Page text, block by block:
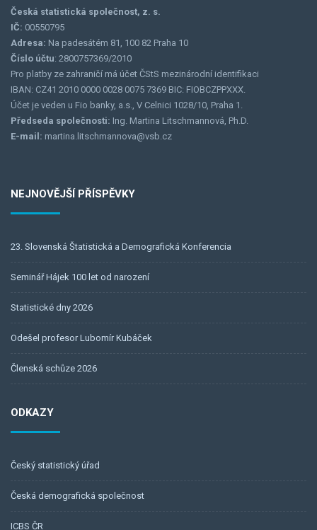
Česká statistická společnost, z. s.
IČ: 00550795
Adresa: Na padesátém 81, 100 82 Praha 10
Číslo účtu: 2800757369/2010
Pro platby ze zahraničí má účet ČStS mezinárodní identifikaci
IBAN: CZ41 2010 0000 0028 0075 7369 BIC: FIOBCZPPXXX.
Účet je veden u Fio banky, a.s., V Celnici 1028/10, Praha 1.
Předseda společnosti: Ing. Martina Litschmannová, Ph.D.
E-mail: martina.litschmannova@vsb.cz
NEJNOVĚJŠÍ PŘÍSPĚVKY
23. Slovenská Štatistická a Demografická Konferencia
Seminář Hájek 100 let od narození
Statistické dny 2026
Odešel profesor Lubomír Kubáček
Členská schůze 2026
ODKAZY
Český statistický úřad
Česká demografická společnost
ICBS ČR